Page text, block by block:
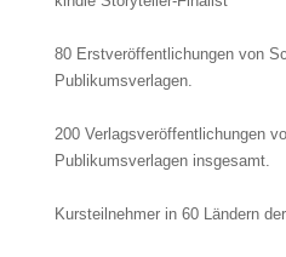
80 Erstveröffentlichungen von
Publikumsverlagen.
200 Verlags­ver­öffent­lichungen
Publikumsverlagen insgesamt.
Kursteilnehmer in 60 Ländern